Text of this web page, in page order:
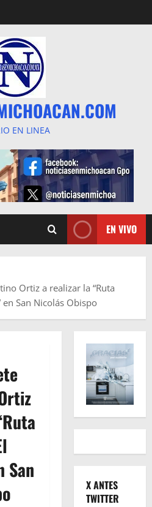
EN LINEA
EN VIVO
Ortiz a realizar la “Ruta
San Nicolás Obispo
San
X ANTES
TWITTER